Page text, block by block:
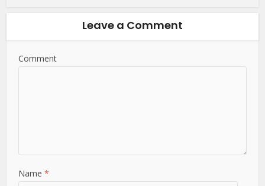
Leave a Comment
Comment
Name*